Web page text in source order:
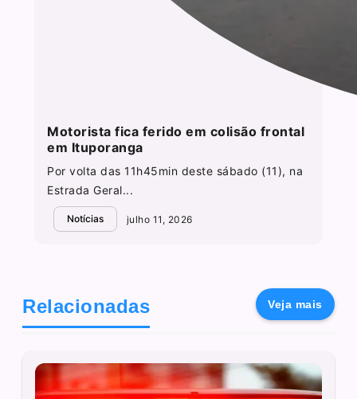
Motorista fica ferido em colisão frontal
em Ituporanga
Por volta das 11h45min deste sábado (11), na
Estrada Geral...
Notícias julho 11, 2026
Relacionadas Veja mais